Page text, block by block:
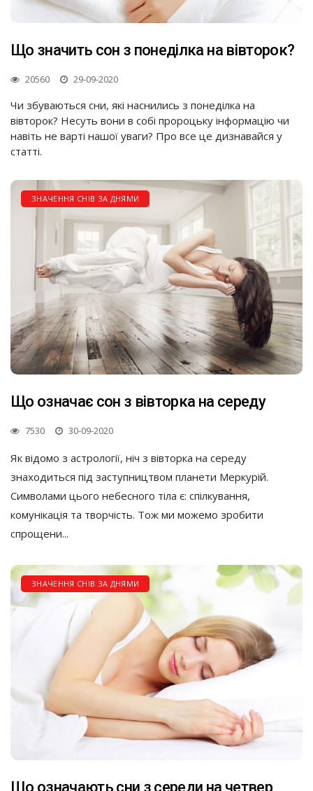
Що значить сон з понеділка на вівторок?
20560 29-09-2020
Чи збуваються сни, які наснились з понеділка на
вівторок? Несуть вони в собі пророцьку інформацію чи
навіть не варті нашої уваги? Про все це дизнавайся у
статті.
ЗНАЧЕННЯ СНІВ ЗА ДНЯМИ
Що означає сон з вівторка на середу
7530 30-09-2020
Як відомо з астрології, ніч з вівторка на середу
знаходиться під заступництвом планети Меркурій.
Символами цього небесного тіла є: спілкування,
комунікація та творчість. Тож ми можемо зробити
спрощени...
ЗНАЧЕННЯ СНІВ ЗА ДНЯМИ
Що означають сни з середи на четвер